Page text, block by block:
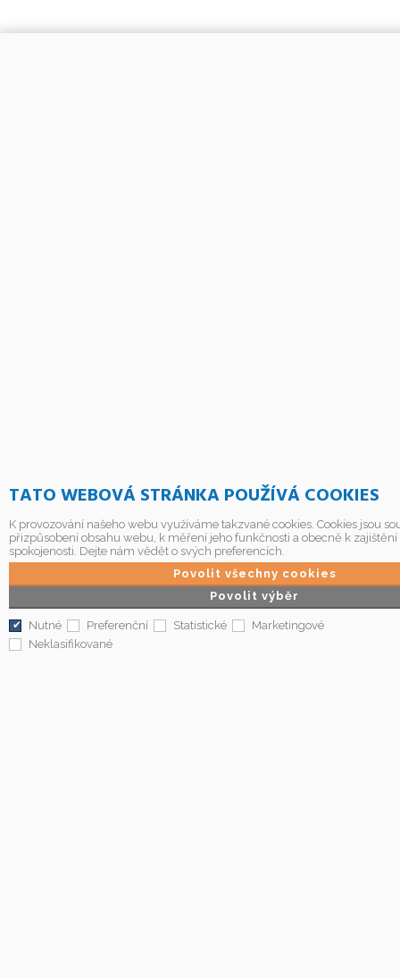
TATO WEBOVÁ STRÁNKA POUŽÍVÁ COOKIES
K provozování našeho webu využíváme takzvané cookies. Cookies jsou
přizpůsobení obsahu webu, k měření jeho funkčnosti a obecně k
spokojenosti. Dejte nám vědět o svých preferencích.
Povolit výběr
Povolit všechny cookies
Nutné Preferenční Statistické
Marketingové
Neklasifikované